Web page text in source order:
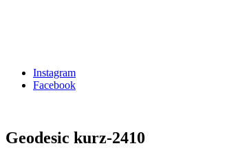
Instagram
Facebook
Geodesic kurz-2410